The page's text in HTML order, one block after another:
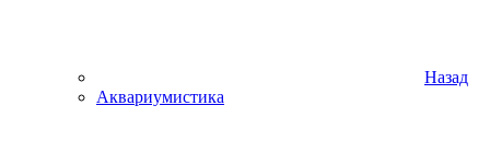
Назад
Аквариумистика